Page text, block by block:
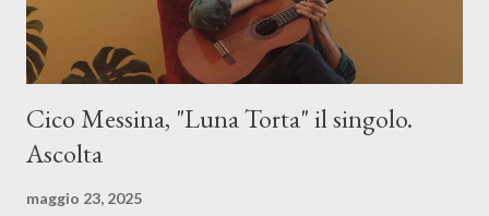
Cico Messina, "Luna Torta" il singolo.
Ascolta
maggio 23, 2025